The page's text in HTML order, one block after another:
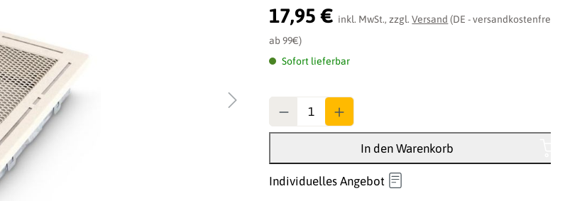
Durchschnittliche Bewertung von 0 von 5 Sternen
17,95 € inkl. MwSt., zzgl.Versand (DE - versandkostenfrei
ab 99€)
Sofort lieferbar
In den Warenkorb
Individuelles Angebot